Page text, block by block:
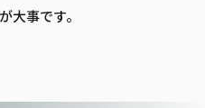
大事です。